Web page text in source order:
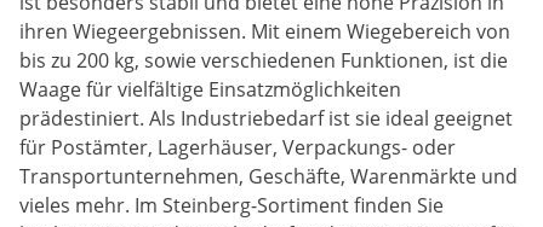
ihren Wiegeergebnissen. Mit einem Wiegebereich von
bis zu 200 kg, sowie verschiedenen Funktionen, ist die
Waage für vielfältige Einsatzmöglichkeiten
prädestiniert. Als Industriebedarf ist sie ideal geeignet
für Postämter, Lagerhäuser, Verpackungs- oder
Transportunternehmen, Geschäfte, Warenmärkte und
vieles mehr. Im Steinberg-Sortiment finden Sie